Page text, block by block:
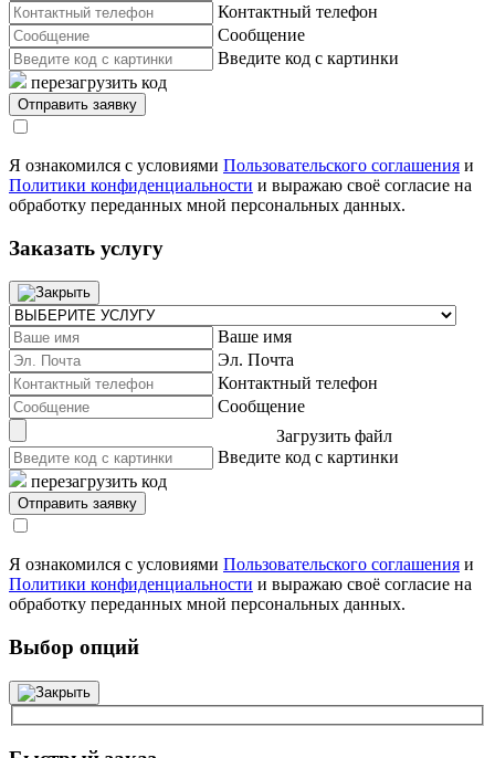
Контактный телефон
Сообщение
Введите код с картинки
перезагрузить код
Я ознакомился с условиями Пользовательского соглашения и
Политики конфиденциальности и выражаю своё согласие на
обработку переданных мной персональных данных.
Заказать услугу
Ваше имя
Эл. Почта
Контактный телефон
Сообщение
Загрузить файл
Введите код с картинки
перезагрузить код
Я ознакомился с условиями Пользовательского соглашения и
Политики конфиденциальности и выражаю своё согласие на
обработку переданных мной персональных данных.
Выбор опций